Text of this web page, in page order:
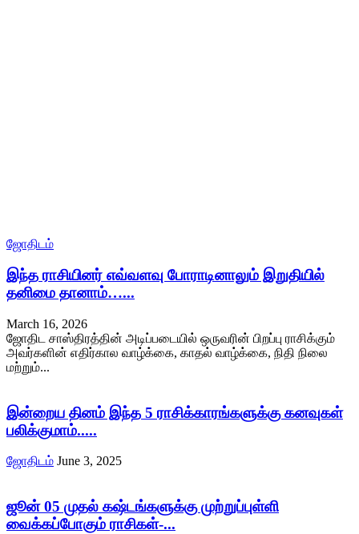
ஜோதிடம்
இந்த ராசியினர் எவ்வளவு போராடினாலும் இறுதியில்
தனிமை தானாம்…...
March 16, 2026
ஜோதிட சாஸ்திரத்தின் அடிப்படையில் ஒருவரின் பிறப்பு ராசிக்கும்
அவர்களின் எதிர்கால வாழ்க்கை, காதல் வாழ்க்கை, நிதி நிலை
மற்றும்...
இன்றைய தினம் இந்த 5 ராசிக்காரங்களுக்கு கனவுகள்
பலிக்குமாம்.....
ஜோதிடம் June 3, 2025
ஜூன் 05 முதல் கஷ்டங்களுக்கு முற்றுப்புள்ளி
வைக்கப்போகும் ராசிகள்-...